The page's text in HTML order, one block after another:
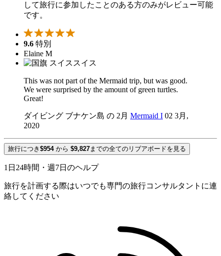
して旅行に参加したことのある方のみがレビュー可能
です。
9.6 特別
Elaine M
スイス
This was not part of the Mermaid trip, but was good.
We were surprised by the amount of green turtles.
Great!
ダイビング ブナケン島 の 2月 Mermaid I 02 3月,
2020
旅行につき $954から $9,827までの全てのリブアボードを見る
1日24時間・週7日のヘルプ
旅行を計画する際はいつでも専門の旅行コンサルタントに連
絡してください